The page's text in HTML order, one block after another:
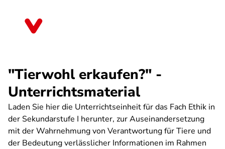
"Tierwohl erkaufen?" -
Unterrichtsmaterial
Laden Sie hier die Unterrichtseinheit für das Fach Ethik in
der Sekundarstufe I herunter, zur Auseinandersetzung
mit der Wahrnehmung von Verantwortung für Tiere und
der Bedeutung verlässlicher Informationen im Rahmen